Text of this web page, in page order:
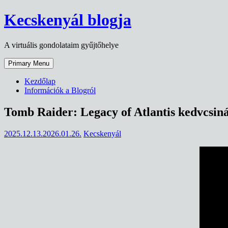
Skip
to
Kecskenyál blogja
A virtuális gondolataim gyűjtőhelye
Primary Menu
Kezdőlap
Információk a Blogról
Tomb Raider: Legacy of Atlantis
2025.12.13.2026.01.26. Kecskenyál